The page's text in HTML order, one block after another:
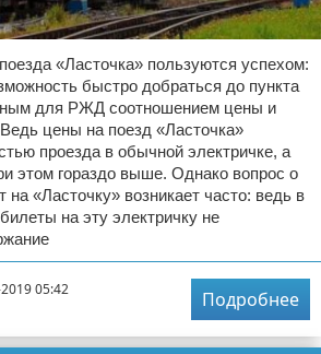
«Ласточка» пользуются успехом:
быстро добраться до пункта
для РЖД соотношением цены и
цены на поезд «Ласточка»
проезда в обычной электричке, а
этом гораздо выше. Однако вопрос о
на «Ласточку» возникает часто: ведь в
на эту электричку не
05:42
Подробнее